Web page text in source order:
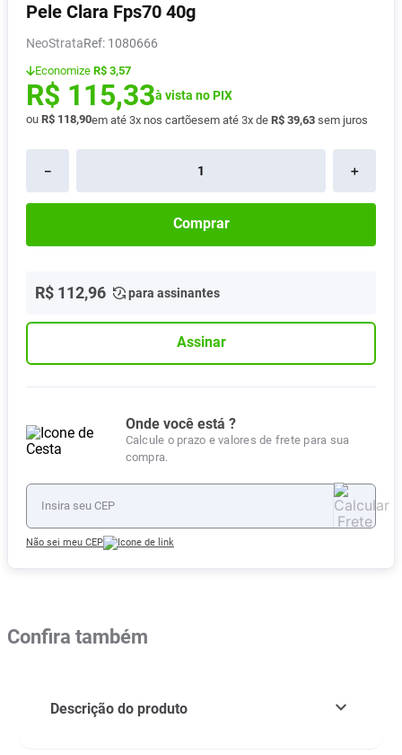
Pele Clara Fps70 40g
NeoStrata : 1080666
Economize R$ 3,57
R$ 115,33à vista no PIX
ou R$ 118,90em até 3x nos cartõesem até 3x de R$ 39,63 sem juros
＋
－
Comprar
R$ 112,96 para assinantes
Assinar
Onde você está ?
Calcule o prazo e valores de frete para sua
compra.
Não sei meu CEP
Confira também
Descrição do produto
7º Desodorante
8º Absorvente
9º Vitamina D
10 Lavitan